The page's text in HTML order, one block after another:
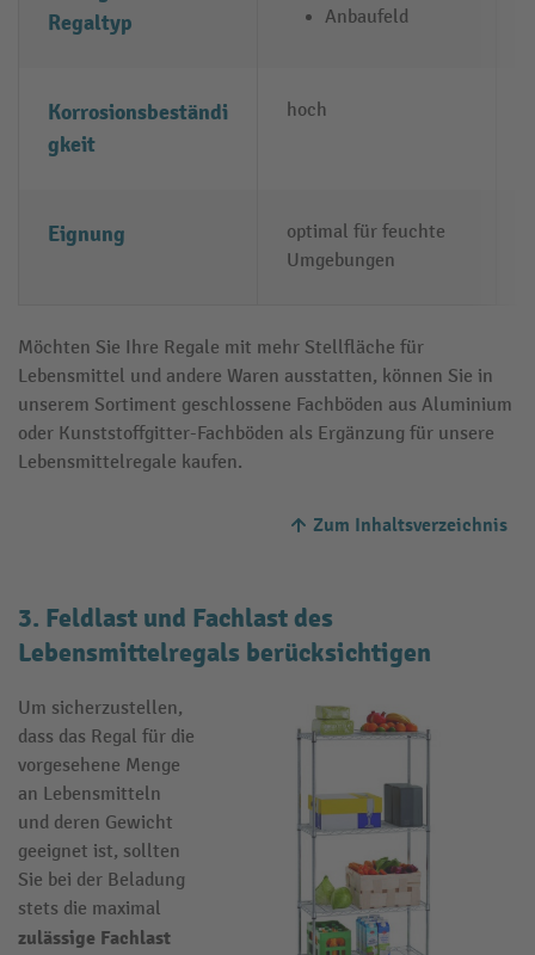
Regaltyp
Anbaufeld
Korrosionsbeständi
gkeit
hoch
Eignung
optimal für feuchte
Umgebungen
Möchten Sie Ihre Regale mit mehr Stellfläche für
Lebensmittel und andere Waren ausstatten, können Sie in
unserem Sortiment geschlossene Fachböden aus Aluminium
oder Kunststoffgitter-Fachböden als Ergänzung für unsere
Lebensmittelregale kaufen.
Zum Inhaltsverzeichnis
3. Feldlast und Fachlast des
Lebensmittelregals berücksichtigen
Um sicherzustellen,
dass das Regal für die
vorgesehene Menge
an Lebensmitteln
und deren Gewicht
geeignet ist, sollten
Sie bei der Beladung
stets die maximal
zulässige Fachlast